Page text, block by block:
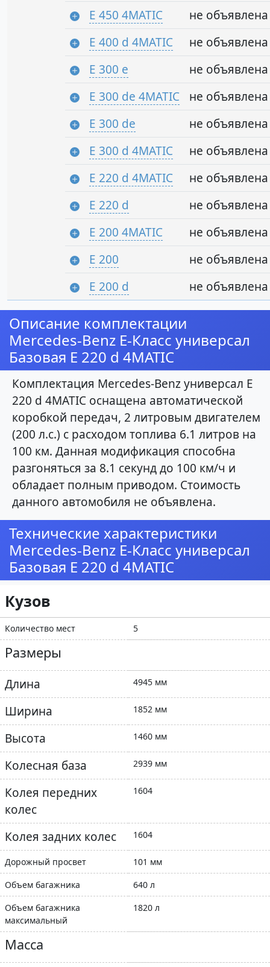
E 450 4MATIC
не объявлена
E 400 d 4MATIC
не объявлена
E 300 e
не объявлена
E 300 de 4MATIC
не объявлена
E 300 de
не объявлена
E 300 d 4MATIC
не объявлена
E 220 d 4MATIC
не объявлена
E 220 d
не объявлена
E 200 4MATIC
не объявлена
E 200
не объявлена
E 200 d
не объявлена
Описание комплектации
Mercedes-Benz E-Класс универсал
Базовая E 220 d 4MATIC
Комплектация Mercedes-Benz универсал E
220 d 4MATIC оснащена автоматической
коробкой передач, 2 литровым двигателем
(200 л.с.) с расходом топлива 6.1 литров на
100 км. Данная модификация способна
разгоняться за 8.1 секунд до 100 км/ч и
обладает полным приводом. Стоимость
данного автомобиля не объявлена.
Технические характеристики
Mercedes-Benz E-Класс универсал
Базовая E 220 d 4MATIC
Кузов
Количество мест 5
Размеры
Длина 4945 мм
Ширина 1852 мм
Высота 1460 мм
Колесная база 2939 мм
Колея передних
колес
1604
Колея задних колес 1604
Дорожный просвет
101 мм
Объем багажника
640 л
Объем багажника
максимальный
1820 л
Масса